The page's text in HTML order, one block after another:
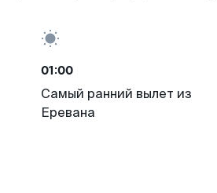
01:00
Самый ранний вылет из
Еревана